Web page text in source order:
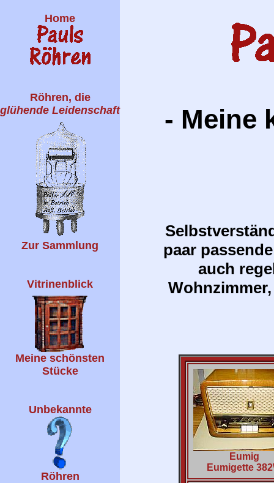
Home
Röhren, die
glühende Leidenschaft
Zur Sammlung
Vitrinenblick
Meine schönsten
Stücke
Unbekannte
Röhren
- Meine
paar
auch
Eumig
Eumigette